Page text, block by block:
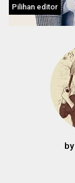
Pilihan editor
by